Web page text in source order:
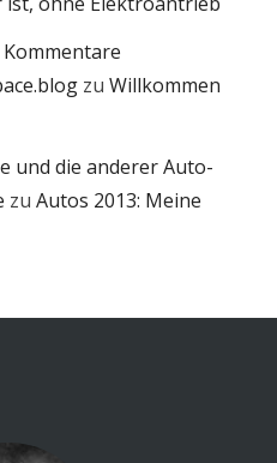
zu Willkommen
und die anderer Auto-
zu Autos 2013: Meine